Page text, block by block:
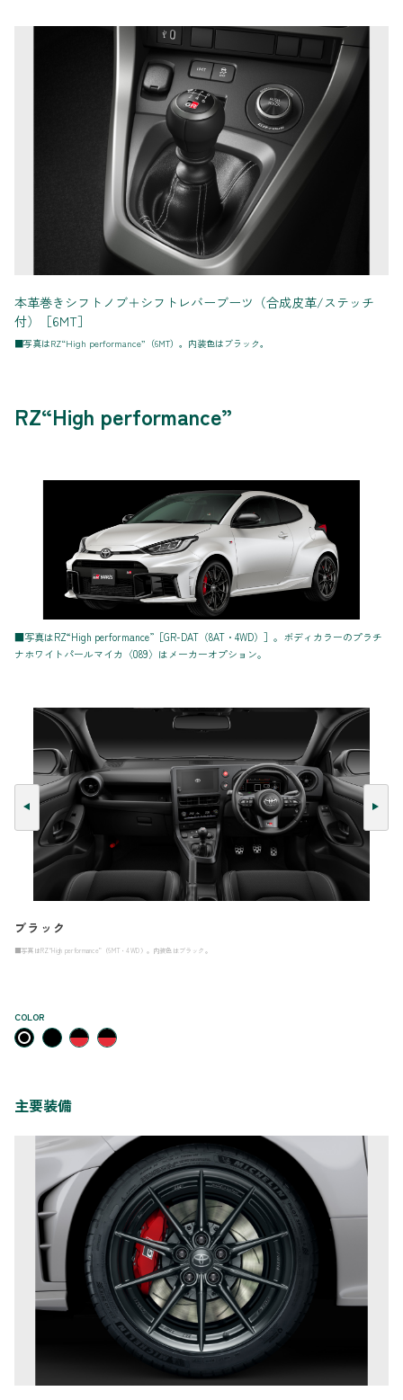
本革巻きシフトノブ＋シフトレバーブーツ（合成皮革/ステッチ
付）［6MT］
■写真はRZ“High performance”（6MT）。内装色はブラック。
RZ“High performance”
■写真はRZ“High performance”［GR-DAT（8AT・4WD）］。ボディカラーのプラチ
ナホワイトパールマイカ〈089〉はメーカーオプション。
ブラック
■写真はRZ“High performance”（6MT・4WD）。内装色はブラック。
COLOR
主要装備